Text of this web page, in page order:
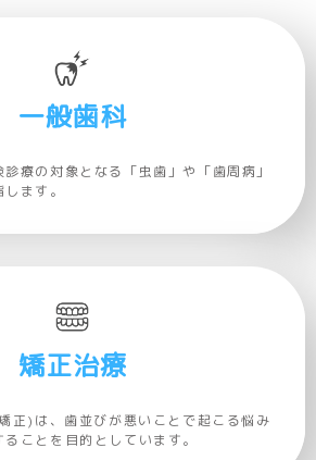
一般歯科
療の対象となる「虫歯」や「歯周病」
ます。
矯正治療
正)は、歯並びが悪いことで起こる悩み
ことを目的としています。